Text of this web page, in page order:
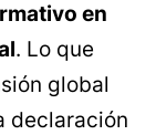
en
. Lo que
global
declaración